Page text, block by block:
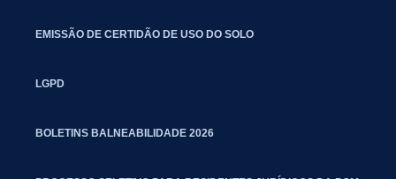
EMISSÃO DE CERTIDÃO DE USO DO SOLO
LGPD
BOLETINS BALNEABILIDADE 2026